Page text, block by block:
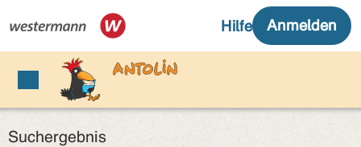
Suchergebnis